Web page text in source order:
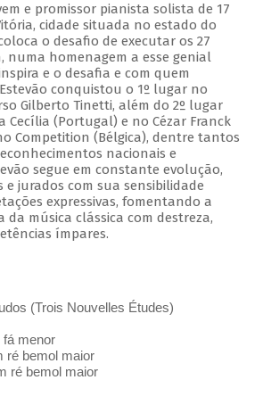
e promissor pianista solista de 17
cidade situada no estado do
o desafio de executar os 27
numa homenagem a esse genial
e o desafia e com quem
conquistou o 1º lugar no
Gilberto Tinetti, além do 2º lugar
Cecília (Portugal) e no Cézar Franck
Competition (Bélgica), dentre tantos
nacionais e
segue em constante evolução,
jurados com sua sensibilidade
expressivas, fomentando a
música clássica com destreza,
ímpares.
(Trois Nouvelles Études)
menor
ré bemol maior
ré bemol maior